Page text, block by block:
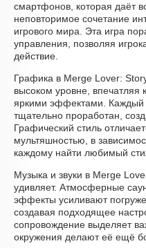
смартфонов, которая даёт
неповторимое сочетание
игрового мира. Эта игра
управления, позволяя
действие.
Графика в Merge Lover:
высоком уровне,
яркими эффектами. Каждый
тщательно проработан,
Графический стиль
мультяшностью, в
каждому найти любимый
Музыка и звуки в Merge
удивляет. Атмосферные
эффекты усиливают
создавая подходящее
сопровождение выделяет
окружения делают её ещё